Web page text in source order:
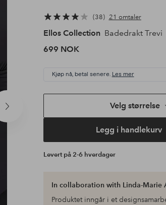
Neste
produkt
38 21 omtaler
Ellos Collection Badedrakt Trevi
699 NOK
Kjøp nå, betal senere. Les mer
Velg størrelse
Legg i handlekurv
Levert på 2-6 hverdager
In collaboration with Linda-Marie
Produktet inngår i et